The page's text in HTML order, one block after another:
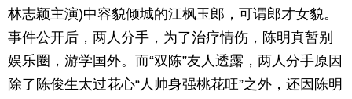
林志颖主演)中容貌倾城的江枫玉郎，可谓郎才女貌。
事件公开后，两人分手，为了治疗情伤，陈明真暂别
娱乐圈，游学国外。而“双陈”友人透露，两人分手原因
除了陈俊生太过花心“人帅身强桃花旺”之外，还因陈明